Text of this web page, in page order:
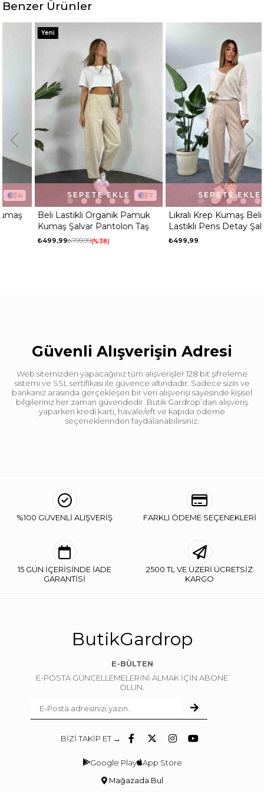
Benzer Ürünler
7
Beli Lastikli Organik Pamuk
Kumaş Şalvar Pantolon Taş
₺799,99 %38
SEPETE EKLE 2
Likralı Krep Kumaş Beli
Lastikli Pens Detay Şalvar
Pantolon Taş
SEPETE EKLE
Güvenli Alışverişin Adresi
Web sitemizden yapacağınız tüm alışverişler 128 bit şifreleme
sistemi ve SSL sertifikası ile güvence altındadır. Sadece sizin ve
bankanız arasında gerçekleşen bir veri alışverişi sayesinde kişisel
bilgileriniz her zaman güvendedir. Butik Gardrop’dan alışveriş
yaparken kredi kartı, havale/eft ve kapıda ödeme
seçeneklerinden faydalanabilirsiniz.
%100 GÜVENLİ ALIŞVERİŞ FARKLI ÖDEME SEÇENEKLERİ
15 GÜN İÇERİSİNDE İADE
GARANTİSİ
2500 TL VE ÜZERİ ÜCRETSİZ
KARGO
ButikGardrop
E-BÜLTEN
E-POSTA GÜNCELLEMELERİNİ ALMAK İÇİN ABONE
OLUN.
BİZİ TAKİP ET →
Google Play App Store
Mağazada Bul